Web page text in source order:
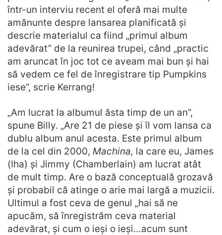
într-un interviu recent el oferă mai multe
amănunte despre lansarea planificată și
descrie materialul ca fiind „primul album
adevărat” de la reunirea trupei, când „practic
am aruncat în joc tot ce aveam mai bun și hai
să vedem ce fel de înregistrare tip Pumpkins
iese”, scrie Kerrang!
„Am lucrat la albumul ăsta timp de un an”,
spune Billy. „Are 21 de piese și îl vom lansa ca
dublu album anul acesta. Este primul album
de la cel din 2000, Machina, la care eu, James
(Iha) și Jimmy (Chamberlain) am lucrat atât
de mult timp. Are o bază conceptuală grozavă
și probabil că atinge o arie mai largă a muzicii.
Ultimul a fost ceva de genul „hai să ne
apucăm, să înregistrăm ceva material
adevărat, și cum o ieși o ieși…acum sunt